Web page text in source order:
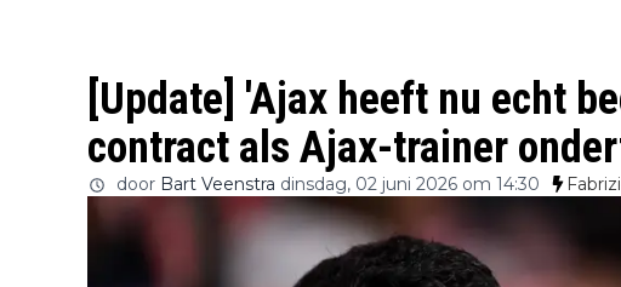
[Update] 'Ajax heeft nu echt
contract als Ajax-trainer
door Bart Veenstra dinsdag, 02 juni 2026 om 14:30